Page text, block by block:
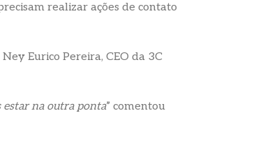
realizar ações de contato
Ney Eurico Pereira, CEO da 3C
estar na outra ponta” comentou